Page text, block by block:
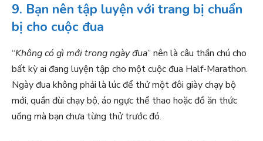
9. Bạn nên tập luyện với trang bị chuẩn
bị cho cuộc đua
“Không có gì mới trong ngày đua” nên là câu thần chú cho
bất kỳ ai đang luyện tập cho một cuộc đua Half-Marathon.
Ngày đua không phải là lúc để thử một đôi giày chạy bộ
mới, quần đùi chạy bộ, áo ngực thể thao hoặc đồ ăn thức
uống mà bạn chưa từng thử trước đó.